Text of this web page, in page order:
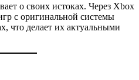
о своих истоках. Через Xbox
с оригинальной системы
что делает их актуальными